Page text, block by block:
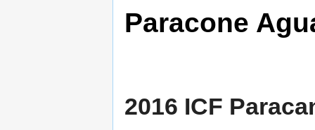
Paracone
2016 ICF